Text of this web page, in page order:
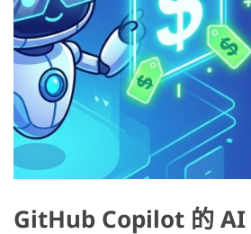
GitHub Copilot 的 AI